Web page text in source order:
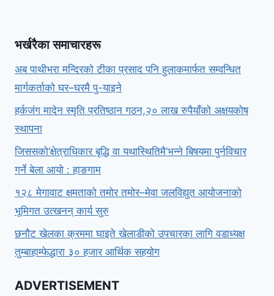
भर्खरैका समाचारहरू
अब पाथीभरा मन्दिरको टीका प्रसाद पनि हुलाकमार्फत सम्वन्धित
मार्गकर्ताको घर–घरमै पु-याइने
हर्कजंग मादेन स्मृति प्रतिष्ठान गठन,२० लाख रुपैयाँको अक्षयकोष
स्थापना
जिससको‘क्षेत्राधिकार बृद्धि वा यथास्थितिमै’भन्ने बिषयमा पुर्नविचार
गर्ने बेला आयो : हाङगाम
१२८ मेगावाट क्षमताको तमोर तमोर–मेवा जलविद्युत आयोजनाको
भूमिगत उत्खनन् कार्य सुरु
छनौट खेलका क्रममा घाइते खेलाडीको उपचारका लागि वडाध्यक्ष
तुम्बाहाम्फेद्धारा ३० हजार आर्थिक सहयोग
ADVERTISEMENT